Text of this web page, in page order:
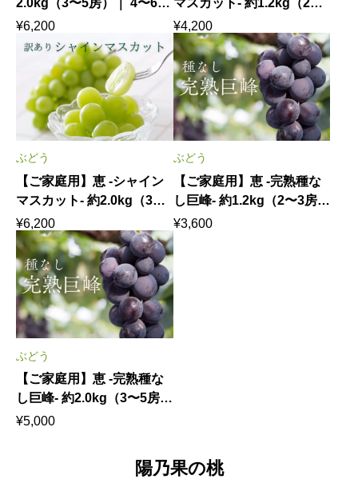
様で心ゆくまで味わう旬の
贅沢 8月上中旬発送
¥6,200
房）｜ 不揃いだから気兼ね
なく。2〜4名様で愉しむ旬
の輝き 8月下旬〜9月下旬
発送
¥4,200
ぶどう
【ご家庭用】恵 -シャイン
マスカット- 約2.0kg（3〜5
房）｜ 不揃いだから気兼ね
なく。4〜6名様でたっぷり
頬張る旬の輝き 8月下
旬〜9月下旬発送
¥6,200
ぶどう
【ご家庭用】恵 -完熟種な
し巨峰- 約1.2kg（2〜3房）
｜ 味わいそのまま。陽乃果
の巨峰を気兼ねなく 8月
上中旬発送
¥3,600
ぶどう
【ご家庭用】恵 -完熟種な
し巨峰- 約2.0kg（3〜5房）
｜ 家族みんなで楽しむ、た
¥5,000
陽乃果の桃